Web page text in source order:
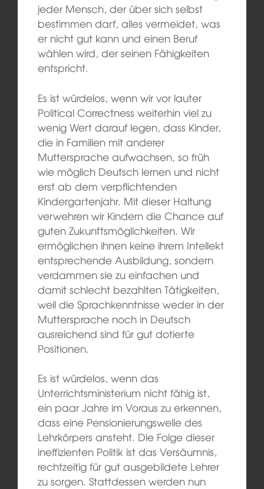
jeder Mensch, der über sich selbst
bestimmen darf, alles vermeidet, was
er nicht gut kann und einen Beruf
wählen wird, der seinen Fähigkeiten
entspricht.
Es ist würdelos, wenn wir vor lauter
Political Correctness weiterhin viel zu
wenig Wert darauf legen, dass Kinder,
die in Familien mit anderer
Muttersprache aufwachsen, so früh
wie möglich Deutsch lernen und nicht
erst ab dem verpflichtenden
Kindergartenjahr. Mit dieser Haltung
verwehren wir Kindern die Chance auf
guten Zukunftsmöglichkeiten. Wir
ermöglichen ihnen keine ihrem Intellekt
entsprechende Ausbildung, sondern
verdammen sie zu einfachen und
damit schlecht bezahlten Tätigkeiten,
weil die Sprachkenntnisse weder in der
Muttersprache noch in Deutsch
ausreichend sind für gut dotierte
Positionen.
Es ist würdelos, wenn das
Unterrichtsministerium nicht fähig ist,
ein paar Jahre im Voraus zu erkennen,
dass eine Pensionierungswelle des
Lehrkörpers ansteht. Die Folge dieser
ineffizienten Politik ist das Versäumnis,
rechtzeitig für gut ausgebildete Lehrer
zu sorgen. Stattdessen werden nun